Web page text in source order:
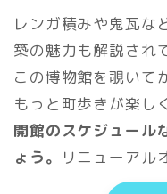
レンガ積みや鬼瓦な
築の魅力も解説され
この博物館を覗いて
もっと町歩きが楽し
開館のスケジュール
ょう。
リニューアル